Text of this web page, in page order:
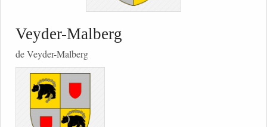
Veyder-Malberg
de Veyder-Malberg